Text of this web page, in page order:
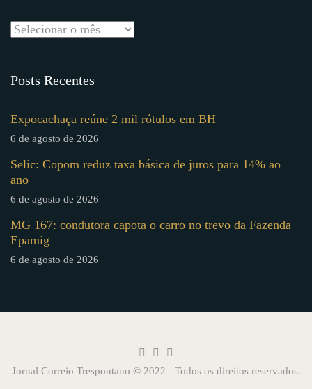
Posts Recentes
Expocachaça reúne 2 mil rótulos em BH
6 de agosto de 2026
Selic: Copom reduz taxa básica de juros para 14% ao
ano
6 de agosto de 2026
MG 167: condutora capota o carro no trevo da Fazenda
Epamig
6 de agosto de 2026
Jornal Correio Trespontano © 2022 - Todos os direitos reservados.